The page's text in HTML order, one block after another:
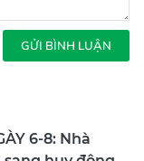
GỬI BÌNH LUẬN
6-8: Nhà